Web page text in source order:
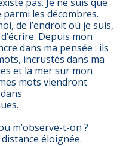
les décombres.
de l’endroit où je suis,
Depuis mon
dans ma pensée : ils
incrustés dans ma
et la mer sur mon
mots viendront
m’observe-t-on ?
éloignée.